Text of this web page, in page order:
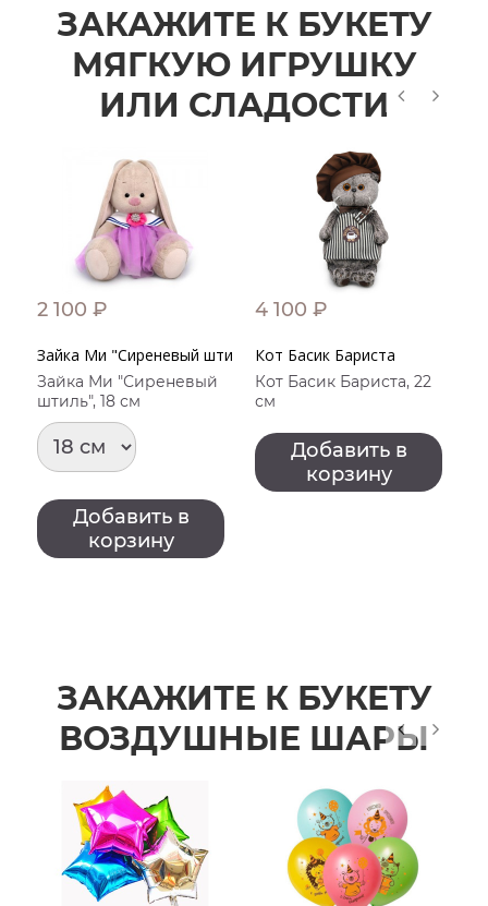
ЗАКАЖИТЕ К БУКЕТУ
МЯГКУЮ ИГРУШКУ
ИЛИ СЛАДОСТИ
2 100 ₽
Зайка Ми "Сиреневый штиль"
Зайка Ми "Сиреневый
штиль", 18 см
Добавить в
корзину
4 100 ₽
Кот Басик Бариста
Кот Басик Бариста, 22
см
Добавить в
корзину
ЗАКАЖИТЕ К БУКЕТУ
ВОЗДУШНЫЕ ШАРЫ